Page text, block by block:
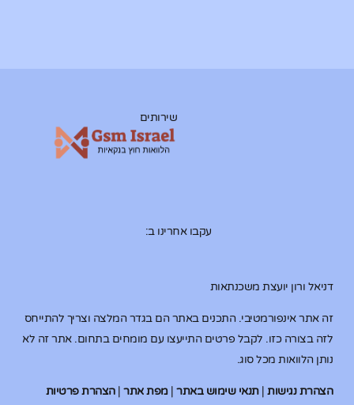
דניאל ורון יועצת משכנתאות
זה אתר אינפורמטיבי. התכנים באתר הם בגדר המלצה וצריך להתייחס
לזה בצורה כזו. לקבל פרטים התייעצו עם מומחים בתחום. אתר זה לא
נותן הלוואות מכל סוג.
הצהרת נגישות|תנאי שימוש באתר|מפת אתר|הצהרת פרטיות
שירותים
עקבו אחרינו ב: